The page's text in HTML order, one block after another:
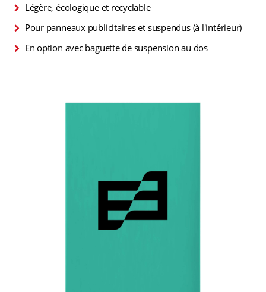
Légère, écologique et recyclable
Pour panneaux publicitaires et suspendus (à l'intérieur)
En option avec baguette de suspension au dos